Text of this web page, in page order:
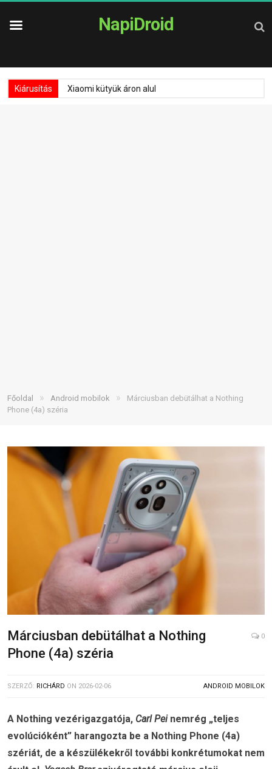
NapiDroid
Kiárusítás Xiaomi kütyük áron alul
Főoldal » Android mobilok »
Márciusban debütálhat a Nothing
Phone (4a) széria
Márciusban debütálhat a Nothing
Phone (4a) széria
0
SZERZŐ: RICHÁRD ON 2026-02-06 ANDROID MOBILOK
A Nothing vezérigazgatója, Carl Peinemrég „teljes
evolúcióként” harangozta be a Nothing Phone (4a)
szériát, de a készülékekről további konkrétumokat nem